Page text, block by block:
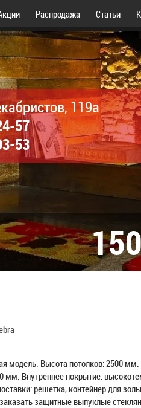
Распродажа Статьи
119а
57
53
модель. Высота потолков: 2500
мм. Внутреннее покрытие:
решетка, контейнер для
защитные выпуклые